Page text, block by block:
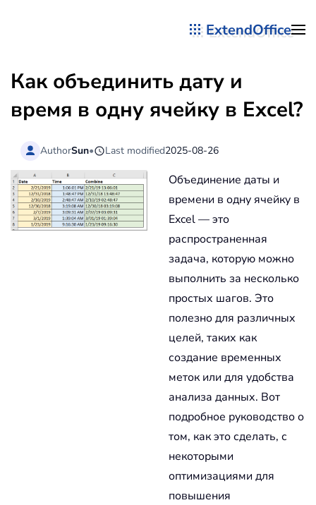
ExtendOffice
Как объединить дату и
время в одну ячейку в Excel?
AuthorSun• Last modified2025-08-26
Объединение даты и
времени в одну ячейку в
Excel — это
распространенная
задача, которую можно
выполнить за несколько
простых шагов. Это
полезно для различных
целей, таких как
создание временных
меток или для удобства
анализа данных. Вот
подробное руководство о
том, как это сделать, с
некоторыми
оптимизациями для
повышения